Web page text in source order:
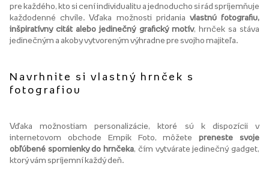
pre každého, kto si cení individualitu a jednoducho si rád spríjemňuje
každodenné chvíle. Vďaka možnosti pridania vlastnú fotografiu,
inšpiratívny citát alebo jedinečný grafický motív, hrnček sa stáva
jedinečným a akoby vytvoreným výhradne pre svojho majiteľa.
Navrhnite si vlastný hrnček s
fotografiou
Vďaka možnostiam personalizácie, ktoré sú k dispozícii v
internetovom obchode Empik Foto, môžetepreneste svoje
obľúbené spomienky do hrnčeka, čím vytvárate jedinečný gadget,
ktorý vám spríjemní každý deň.